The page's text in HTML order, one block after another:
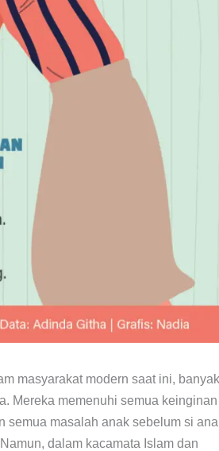
masyarakat modern saat ini, banyak
Mereka memenuhi semua keinginan
semua masalah anak sebelum si
dalam kacamata Islam dan